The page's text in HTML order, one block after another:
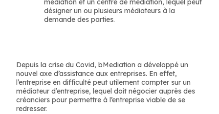
médiation et un centre de médiation, lequel peut
désigner un ou plusieurs médiateurs à la
demande des parties.
Depuis la crise du Covid, bMediation a développé un
nouvel axe d’assistance aux entreprises. En effet,
l’entreprise en difficulté peut utilement compter sur un
médiateur d’entreprise, lequel doit négocier auprès des
créanciers pour permettre à l’entreprise viable de se
redresser.